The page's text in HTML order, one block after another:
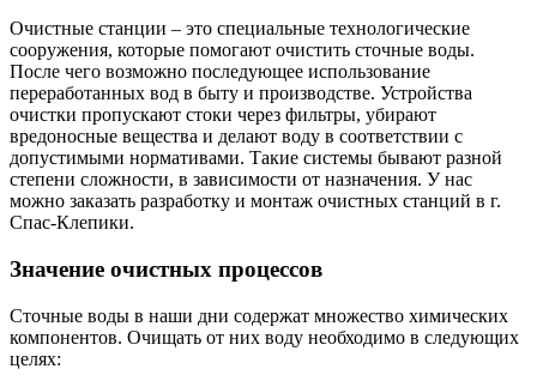
Очистные станции – это специальные технологические
сооружения, которые помогают очистить сточные воды.
После чего возможно последующее использование
переработанных вод в быту и производстве. Устройства
очистки пропускают стоки через фильтры, убирают
вредоносные вещества и делают воду в соответствии с
допустимыми нормативами. Такие системы бывают разной
степени сложности, в зависимости от назначения. У нас
можно заказать разработку и монтаж очистных станций в г.
Спас-Клепики.
Значение очистных процессов
Сточные воды в наши дни содержат множество химических
компонентов. Очищать от них воду необходимо в следующих
целях: